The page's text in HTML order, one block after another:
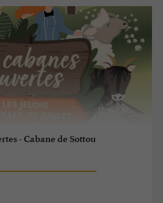
- Cabane de Sottou